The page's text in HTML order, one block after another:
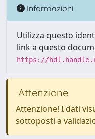
Informazioni
Utilizza questo
link a questo
https://
Attenzione
Attenzione! I dati
sottoposti a